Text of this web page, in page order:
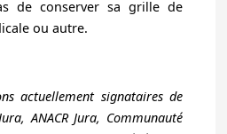
de conserver sa grille de
ou autre.
actuellement signataires de
ANACR Jura, Communauté